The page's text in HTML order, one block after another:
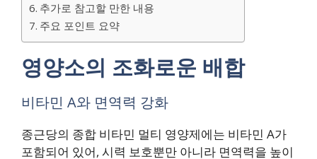
추가로 참고할 만한 내용
주요 포인트 요약
영양소의 조화로운 배합
비타민 A와 면역력 강화
종근당의 종합 비타민 멀티 영양제에는 비타민 A가
포함되어 있어, 시력 보호뿐만 아니라 면역력을 높이